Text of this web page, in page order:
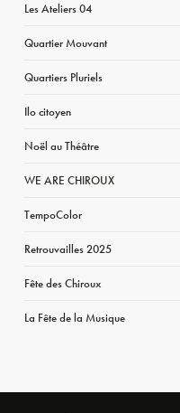
Les Ateliers 04
Quartier Mouvant
Quartiers Pluriels
Ilo citoyen
Noël au Théâtre
WE ARE CHIROUX
TempoColor
Retrouvailles 2025
Fête des Chiroux
La Fête de la Musique